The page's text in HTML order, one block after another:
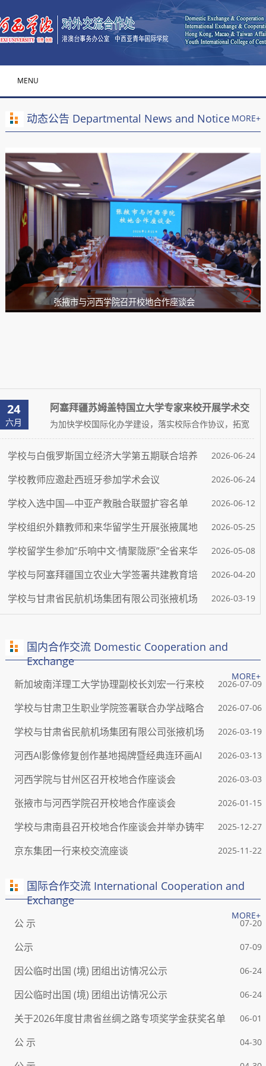
MENU
动态公告 Departmental News and Notice MORE+
张掖市与河西学院召开校地合作座谈会 2
24
六月
阿塞拜疆苏姆盖特国立大学专家来校开展学术交
流
为加快学校国际化办学建设，落实校际合作协议，拓宽
化学、材料、环境工程等学科国际交流渠道，6月8日至
扎拉・巴巴耶娃教授、阿扎达・阿利耶娃副教授应邀到
访问期间，巴巴耶娃教授、阿利耶娃副教授参与学院实
研发、海洋工程材料应用两大前沿战略方向，与学院师
2026-06-24
学校与白俄罗斯国立经济大学第五期联合培养
生圆满完成学习任务
2026-06-24
学校教师应邀赴西班牙参加学术会议
2026-06-12
学校入选中国—中亚产教融合联盟扩容名单
2026-05-25
学校组织外籍教师和来华留学生开展张掖属地
沉浸式文化研学实践活动
2026-05-08
学校留学生参加“乐响中文·情聚陇原”全省来华
留学生中文歌曲大赛
2026-04-20
学校与阿塞拜疆国立农业大学签署共建教育培
训与文化中心专项合作协议
2026-03-19
学校与甘肃省民航机场集团有限公司张掖机场
国内合作交流 Domestic Cooperation and
Exchange
MORE+
2026-07-09
新加坡南洋理工大学协理副校长刘宏一行来校
访问交流
2026-07-06
学校与甘肃卫生职业学院签署联合办学战略合
作框架协议
2026-03-19
学校与甘肃省民航机场集团有限公司张掖机场
公司签署...
2026-03-13
河西AI影像修复创作基地揭牌暨经典连环画AI
数字化项...
2026-03-03
河西学院与甘州区召开校地合作座谈会
2026-01-15
张掖市与河西学院召开校地合作座谈会
2025-12-27
学校与肃南县召开校地合作座谈会并举办铸牢
中华民族...
2025-11-22
京东集团一行来校交流座谈
国际合作交流 International Cooperation and
Exchange
MORE+
07-20
公 示
07-09
公示
06-24
因公临时出国 (境) 团组出访情况公示
06-24
因公临时出国 (境) 团组出访情况公示
06-01
关于2026年度甘肃省丝绸之路专项奖学金获奖名单
的公示
04-30
公 示